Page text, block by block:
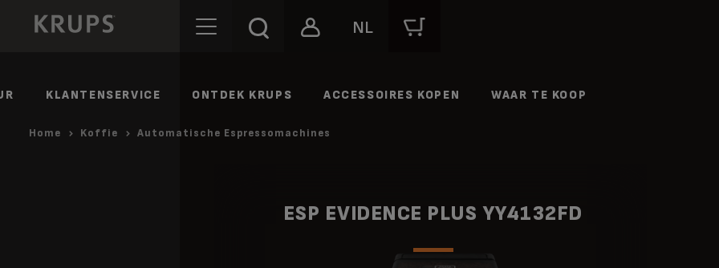
NL
KLANTENSERVICE ONTDEK KRUPS ACCESSOIRES KOPEN WAAR TE KOOP
Home Koffie Automatische Espressomachines
ESP EVIDENCE PLUS YY4132FD